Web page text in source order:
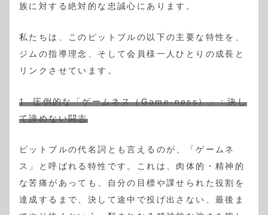
族に対する絶対的な忠誠心にあります。
私たちは、このピットブルの以下の主要な特性を、
ジムの指導理念、そして会員様一人ひとりの成長と
リンクさせています。
1. 圧倒的な「ゲームネス（Game-ness）」：決し
て諦めない闘志
ピットブルの代名詞とも言えるのが、「ゲームネ
ス」と呼ばれる特性です。これは、肉体的・精神的
な苦痛があっても、自分の目標や課せられた役割を
達成するまで、決して途中で投げ出さない、最後ま